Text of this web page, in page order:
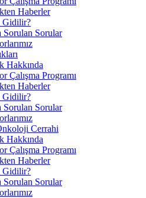
Haberler
Gidilir?
Sorulan Sorular
Hakkında
Çalışma Programı
Haberler
Gidilir?
Sorulan Sorular
Cerrahi
Hakkında
Çalışma Programı
Haberler
Gidilir?
Sorulan Sorular